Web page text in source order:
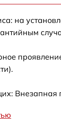
охлаждения
на
Внезапная